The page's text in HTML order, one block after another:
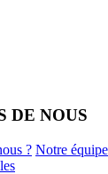
DE NOUS
? Notre équipe